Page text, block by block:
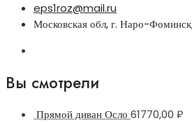
eps1roz@mail.ru
Московская обл, г. Наро-
Вы смотрели
Прямой диван Осло 61770,00 ₽